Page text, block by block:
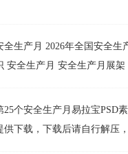
全生产月 2026年全国安全生
安全生产月 安全生产月展架
25个安全生产月易拉宝PSD
供下载，下载后请自行解压